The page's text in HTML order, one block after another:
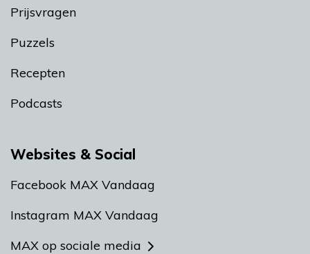
Prijsvragen
Puzzels
Recepten
Podcasts
Websites & Social
Facebook MAX Vandaag
Instagram MAX Vandaag
MAX op sociale media